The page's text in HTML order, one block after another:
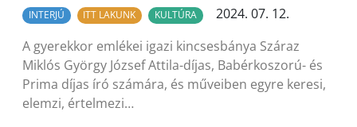
INTERJÚ ITT LAKUNK KULTÚRA
2024. 07. 12.
A gyerekkor emlékei igazi kincsesbánya Száraz
Miklós György József Attila-díjas, Babérkoszorú- és
Prima díjas író számára, és műveiben egyre keresi,
elemzi, értelmezi…